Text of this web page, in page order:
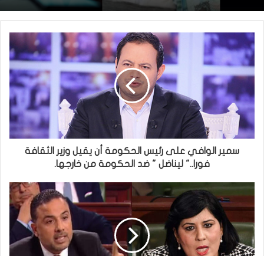
سمير الوافي على رئيس الحكومة أن يقيل وزير الثقافة
فورا.." ليناضل " ضد الحكومة من خارجها.